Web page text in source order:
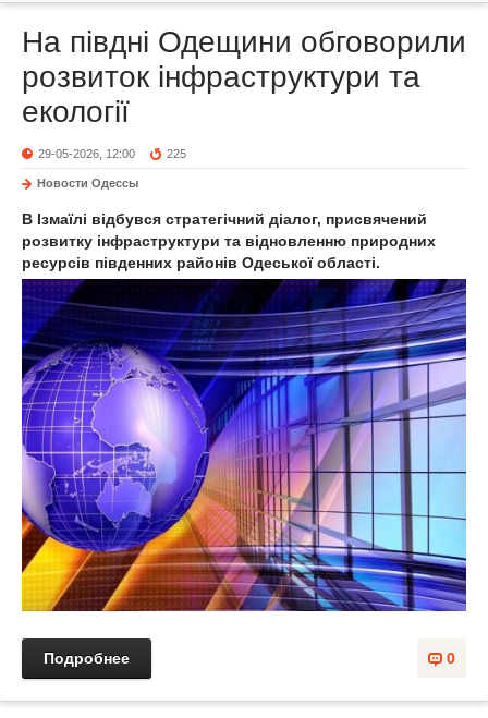
На півдні Одещини обговорили
розвиток інфраструктури та
екології
29-05-2026, 12:00 225
Новости Одессы
В Ізмаїлі відбувся стратегічний діалог, присвячений
розвитку інфраструктури та відновленню природних
ресурсів південних районів Одеської області.
0
Подробнее